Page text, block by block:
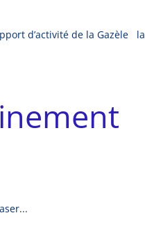
d’activité de la Gazèle la